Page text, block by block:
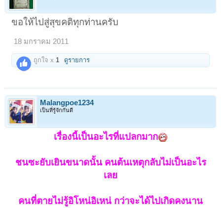
ขอให้ไปสู่สุขคติทุกท่านครับ
18 มกราคม 2011
ถูกใจ x1 ดูรายการ
Malangpoe1234
เป็นที่รู้จักกันดี
เรื่องนี้เป็นอะไรที่แปลกมาก
ชนซะยับเยินขนาดนั้น คนต้นเหตุกลับไม่เป็นอะไร
เลย
คนที่ตายไม่รู้อิโหน่อิเหน่ กว่าจะได้ไปเกิดคงนาน